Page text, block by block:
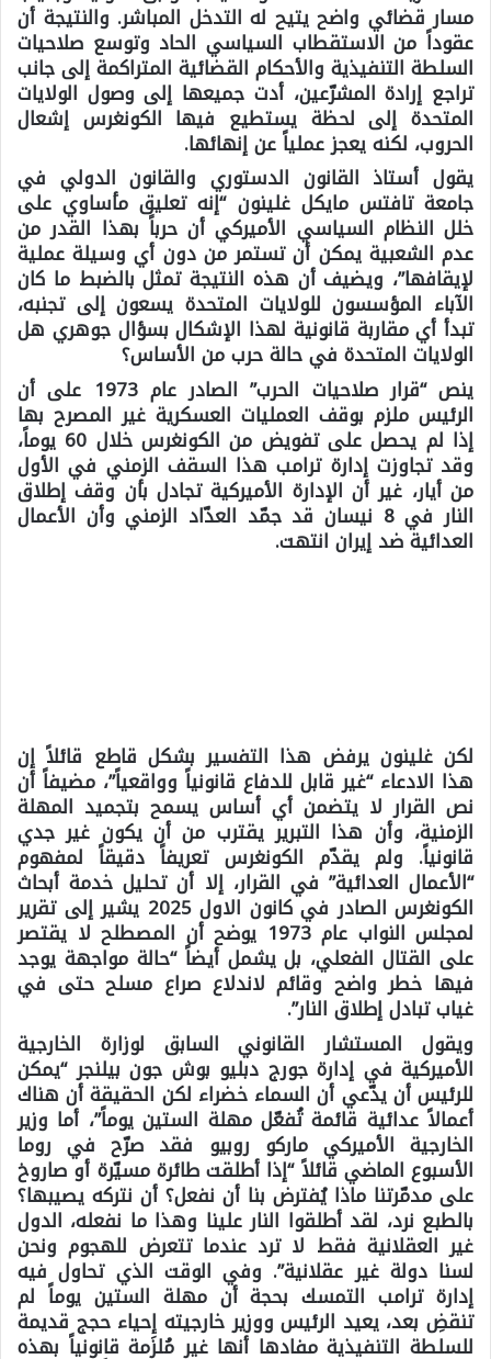
مسار قضائي واضح يتيح له التدخل المباشر. والنتيجة أن
عقوداً من الاستقطاب السياسي الحاد وتوسع صلاحيات
السلطة التنفيذية والأحكام القضائية المتراكمة إلى جانب
تراجع إرادة المشرّعين، أدت جميعها إلى وصول الولايات
المتحدة إلى لحظة يستطيع فيها الكونغرس إشعال
الحروب، لكنه يعجز عملياً عن إنهائها.
يقول أستاذ القانون الدستوري والقانون الدولي في
جامعة تافتس مايكل غلينون “إنه تعليق مأساوي على
خلل النظام السياسي الأميركي أن حرباً بهذا القدر من
عدم الشعبية يمكن أن تستمر من دون أي وسيلة عملية
لإيقافها”، ويضيف أن هذه النتيجة تمثل بالضبط ما كان
الآباء المؤسسون للولايات المتحدة يسعون إلى تجنبه،
تبدأ أي مقاربة قانونية لهذا الإشكال بسؤال جوهري هل
الولايات المتحدة في حالة حرب من الأساس؟
ينص “قرار صلاحيات الحرب” الصادر عام 1973 على أن
الرئيس ملزم بوقف العمليات العسكرية غير المصرح بها
إذا لم يحصل على تفويض من الكونغرس خلال 60 يوماً،
وقد تجاوزت إدارة ترامب هذا السقف الزمني في الأول
من أيار، غير أن الإدارة الأميركية تجادل بأن وقف إطلاق
النار في 8 نيسان قد جمّد العدّاد الزمني وأن الأعمال
العدائية ضد إيران انتهت.
لكن غلينون يرفض هذا التفسير بشكل قاطع قائلاً إن
هذا الادعاء “غير قابل للدفاع قانونياً وواقعياً”، مضيفاً أن
نص القرار لا يتضمن أي أساس يسمح بتجميد المهلة
الزمنية، وأن هذا التبرير يقترب من أن يكون غير جدي
قانونياً. ولم يقدّم الكونغرس تعريفاً دقيقاً لمفهوم
“الأعمال العدائية” في القرار، إلا أن تحليل خدمة أبحاث
الكونغرس الصادر في كانون الاول 2025 يشير إلى تقرير
لمجلس النواب عام 1973 يوضح أن المصطلح لا يقتصر
على القتال الفعلي، بل يشمل أيضاً “حالة مواجهة يوجد
فيها خطر واضح وقائم لاندلاع صراع مسلح حتى في
غياب تبادل إطلاق النار”.
ويقول المستشار القانوني السابق لوزارة الخارجية
الأميركية في إدارة جورج دبليو بوش جون بيلنجر “يمكن
للرئيس أن يدّعي أن السماء خضراء لكن الحقيقة أن هناك
أعمالاً عدائية قائمة تُفعّل مهلة الستين يوماً”، أما وزير
الخارجية الأميركي ماركو روبيو فقد صرّح في روما
الأسبوع الماضي قائلاً “إذا أطلقت طائرة مسيّرة أو صاروخ
على مدمّرتنا ماذا يُفترض بنا أن نفعل؟ أن نتركه يصيبها؟
بالطبع نرد، لقد أطلقوا النار علينا وهذا ما نفعله، الدول
غير العقلانية فقط لا ترد عندما تتعرض للهجوم ونحن
لسنا دولة غير عقلانية”. وفي الوقت الذي تحاول فيه
إدارة ترامب التمسك بحجة أن مهلة الستين يوماً لم
تنقضِ بعد، يعيد الرئيس ووزير خارجيته إحياء حجج قديمة
للسلطة التنفيذية مفادها أنها غير مُلزَمة قانونياً بهذه